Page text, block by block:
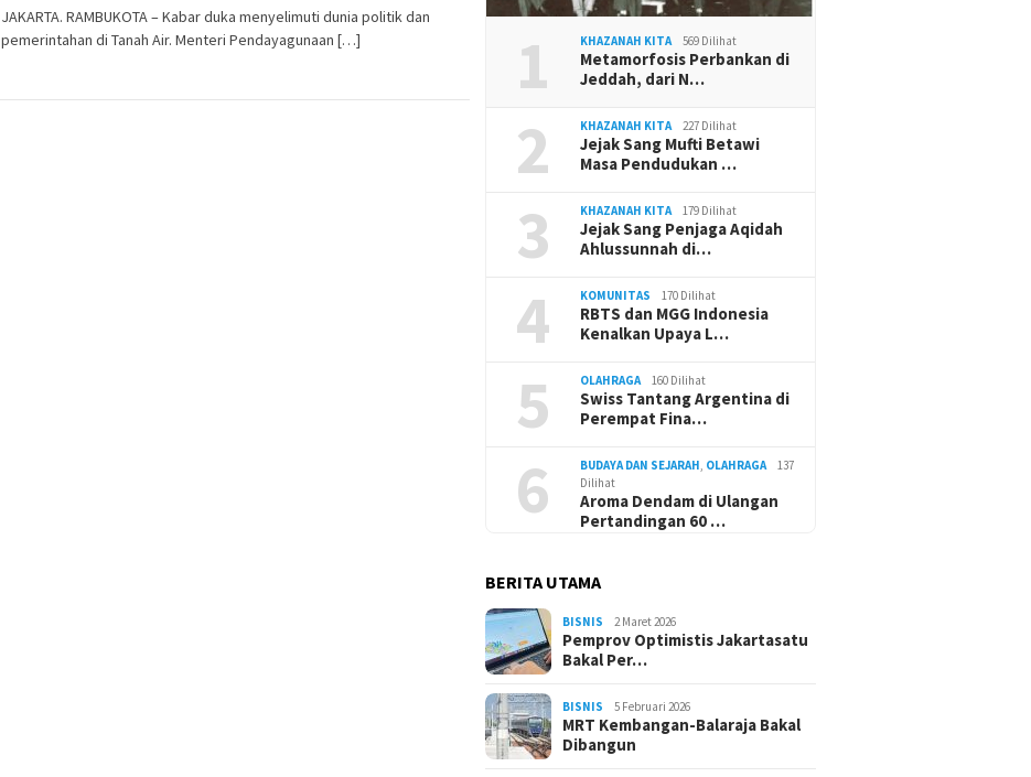
JAKARTA. RAMBUKOTA – Kabar duka menyelimuti dunia politik dan
pemerintahan di Tanah Air. Menteri Pendayagunaan […]
1 KHAZANAH KITA 569 Dilihat
Metamorfosis Perbankan di
Jeddah, dari N…
2 KHAZANAH KITA 227 Dilihat
Jejak Sang Mufti Betawi
Masa Pendudukan …
3 KHAZANAH KITA 179 Dilihat
Jejak Sang Penjaga Aqidah
Ahlussunnah di…
4 KOMUNITAS 170 Dilihat
RBTS dan MGG Indonesia
Kenalkan Upaya L…
5 OLAHRAGA 160 Dilihat
Swiss Tantang Argentina di
Perempat Fina…
6 BUDAYA DAN SEJARAH OLAHRAGA
137
Dilihat
Aroma Dendam di Ulangan
Pertandingan 60 …
BERITA UTAMA
BISNIS 2 Maret 2026
Pemprov Optimistis Jakartasatu
Bakal Per…
BISNIS 5 Februari 2026
MRT Kembangan-Balaraja Bakal
Dibangun